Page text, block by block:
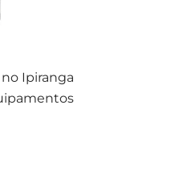
Ipiranga